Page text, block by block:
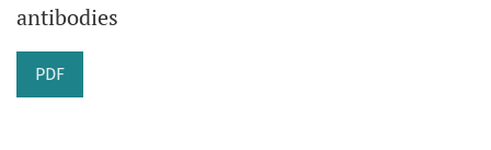
antibodies
PDF